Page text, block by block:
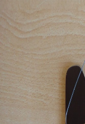
Еда и
Праздники и
Домашние
Семья и дети